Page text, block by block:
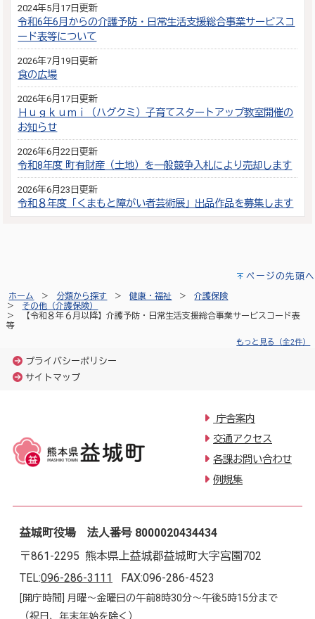
2024年5月17日更新
令和6年6月からの介護予防・日常生活支援総合事業サービスコ
ード表等について
2026年7月19日更新
食の広場
2026年6月17日更新
Ｈｕｇｋｕｍｉ（ハグクミ）子育てスタートアップ教室開催の
お知らせ
2026年6月22日更新
令和8年度 町有財産（土地）を一般競争入札により売却します
2026年6月23日更新
令和８年度「くまもと障がい者芸術展」出品作品を募集します
ページの先頭へ
ホーム 分類から探す 健康・福祉
介護保険
その他（介護保険）
【令和８年６月以降】介護予防・日常生活支援総合事業サービスコード表
等
もっと見る（全2件）
プライバシーポリシー
サイトマップ
庁舎案内
交通アクセス
各課お問い合わせ
例規集
益城町役場 法人番号 8000020434434
〒861-2295 熊本県上益城郡益城町大字宮園702
TEL:096-286-3111 FAX:096-286-4523
[開庁時間] 月曜～金曜日の午前8時30分～午後5時15分まで
（祝日、年末年始を除く）